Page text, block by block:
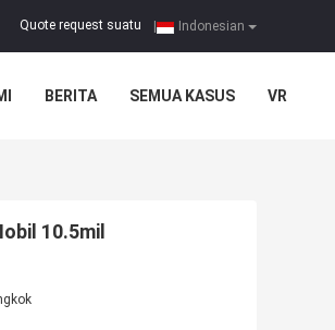
Indonesian
Quote request suatu
BERITA SEMUA KASUS VR
10.5mil